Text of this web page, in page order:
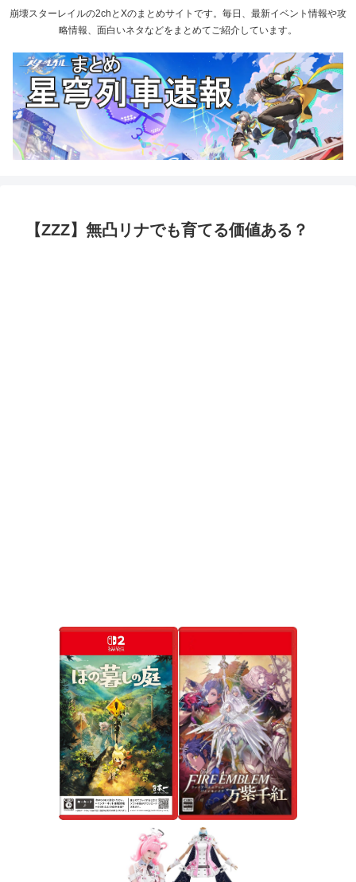
崩壊スターレイルの2chとXのまとめサイトです。毎日、最新イベント情報や攻
略情報、面白いネタなどをまとめてご紹介しています。
【ZZZ】無凸リナでも育てる価値ある？